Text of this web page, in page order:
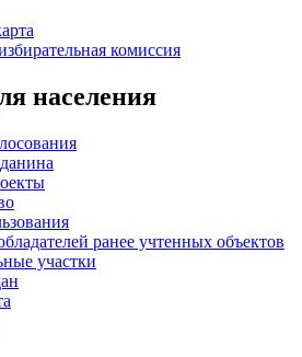
комиссия
населения
ранее учтенных объектов
участки